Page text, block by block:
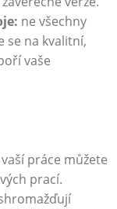
ne ‍všechny
se na kvalitní,
vaše
práce můžete
prací.